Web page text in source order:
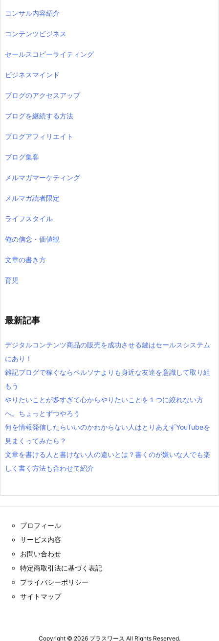
コンサル内容紹介
コンテンツビジネス
セールスコピーライティング
ビジネスマインド
ブログのアクセスアップ
ブログを継続する方法
ブログアフィリエイト
ブログ集客
メルマガマーケティング
メルマガ読者限定
ライフスタイル
俺の信念・価値観
文章の書き方
育児
最新記事
デジタルコンテンツ商品の販売を成功させる鍵はセールスシステム
にあり！
雑記ブログで稼ぐならペルソナよりも身近な友達を意識して取り組
もう
やりたいことが多すぎて心からやりたいことを１つに絞れない方
へ。ちょっとずつやろう
何を情報発信したらいいのかわからない人はとりあえずYouTubeを
見まくってみたら？
文章を書ける人と書けない人の違いとは？書くのが嫌いな人でも楽
しく書く方法も合わせて紹介
プロフィール
サービス内容
お問い合わせ
特定商取引法に基づく表記
プライバシーポリシー
サイトマップ
Copyright © 2026 プラスワース All Rights Reserved.